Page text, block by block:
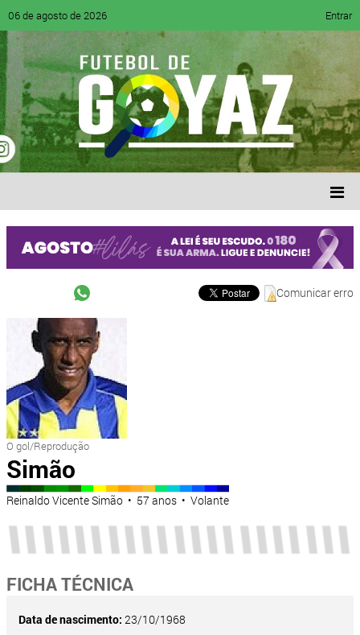
06 de agosto de 2026 Entrar
Comunicar erro
O gol/Reprodução
Simão
Reinaldo Vicente Simão • 57 anos • Volante
FICHA TÉCNICA
Data de nascimento: 23/10/1968